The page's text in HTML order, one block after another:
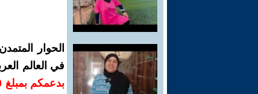
الحوار
في العالم